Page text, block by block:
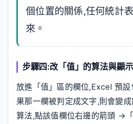
個位置的關係,任何統計
來。
步驟四:改「值」的算法與顯
放進「值」區的欄位,Excel 預設
果那一欄被判定成文字,則會變成
算法,點該值欄位右邊的箭頭 →